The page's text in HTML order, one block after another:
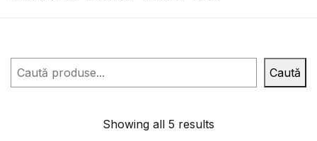
Caută Caută
Showing all 5 results